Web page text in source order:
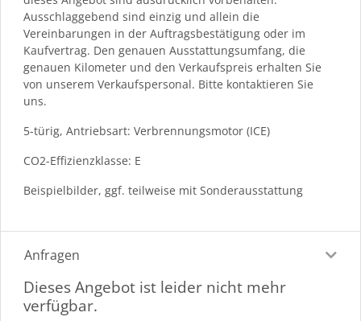
Ausschlaggebend sind einzig und allein die
Vereinbarungen in der Auftragsbestätigung oder im
Kaufvertrag. Den genauen Ausstattungsumfang, die
genauen Kilometer und den Verkaufspreis erhalten Sie
von unserem Verkaufspersonal. Bitte kontaktieren Sie
uns.
5-türig, Antriebsart: Verbrennungsmotor (ICE)
CO2-Effizienzklasse: E
Beispielbilder, ggf. teilweise mit Sonderausstattung
Anfragen
Dieses Angebot ist leider nicht mehr
verfügbar.